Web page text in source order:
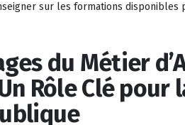
sur les formations disponibles
du Métier
Rôle Clé